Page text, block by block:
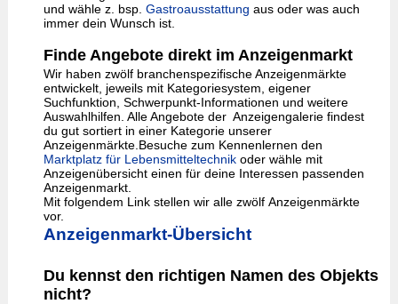
und wähle z. bsp. Gastroausstattung aus oder was auch
immer dein Wunsch ist.
Finde Angebote direkt im Anzeigenmarkt
Wir haben zwölf branchenspezifische Anzeigenmärkte
entwickelt, jeweils mit Kategoriesystem, eigener
Suchfunktion, Schwerpunkt-Informationen und weitere
Auswahlhilfen. Alle Angebote der Anzeigengalerie findest
du gut sortiert in einer Kategorie unserer
Anzeigenmärkte.Besuche zum Kennenlernen den
Marktplatz für Lebensmitteltechnikoder wähle mit
Anzeigenübersicht einen für deine Interessen passenden
Anzeigenmarkt.
Mit folgendem Link stellen wir alle zwölf Anzeigenmärkte
vor.
Anzeigenmarkt-Übersicht
Du kennst den richtigen Namen des Objekts
nicht?